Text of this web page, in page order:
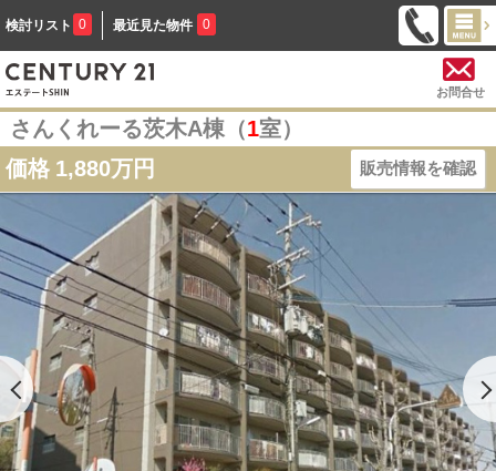
検討リスト 0 最近見た物件 0
お問合せ
さんくれーる茨木A棟（1室）
価格 1,880万円 販売情報を確認